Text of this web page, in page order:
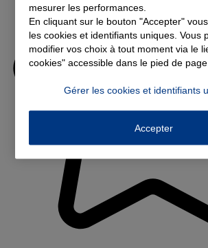
mesurer les performances.
En cliquant sur le bouton "Accepter"
les cookies et identifiants uniques. Vous
modifier vos choix à tout moment via le
cookies" accessible dans le pied de page.
Gérer les cookies et identifiants
Accepter